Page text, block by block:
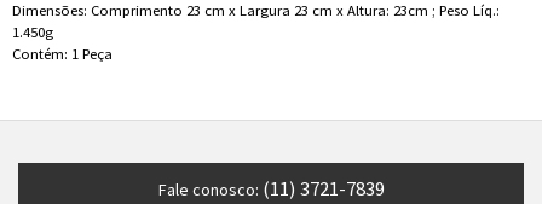
Dimensões: Comprimento 23 cm x Largura 23 cm x Altura: 23cm ; Peso Líq.:
1.450g
Contém: 1 Peça
Fale conosco: (11) 3721-7839